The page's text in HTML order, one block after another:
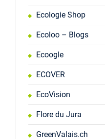
Ecologie Shop
Ecoloo – Blogs
Ecoogle
ECOVER
EcoVision
Flore du Jura
GreenValais.ch